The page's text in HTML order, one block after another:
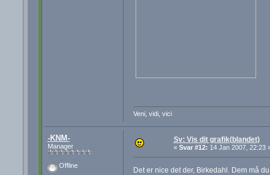
Veni, vidi, vici
-KNM-
Manager
Offline
Sv: Vis dit grafik(blandet)
« Svar #12: 14 Jan 2007, 22:23
Det er nice det der, Birkedahl. Dem må